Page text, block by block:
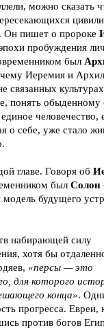
можно сказать
Он пишет о пророке
пробуждения
был
Иеремия и
связанных культурах
понять
человечество,
о себе, уже стало
главе. Говоря об
был Солон
будущего
набирающей силу
хотя бы
«персы — это
для которого
конца».
прогресса. Евреи,
против богов